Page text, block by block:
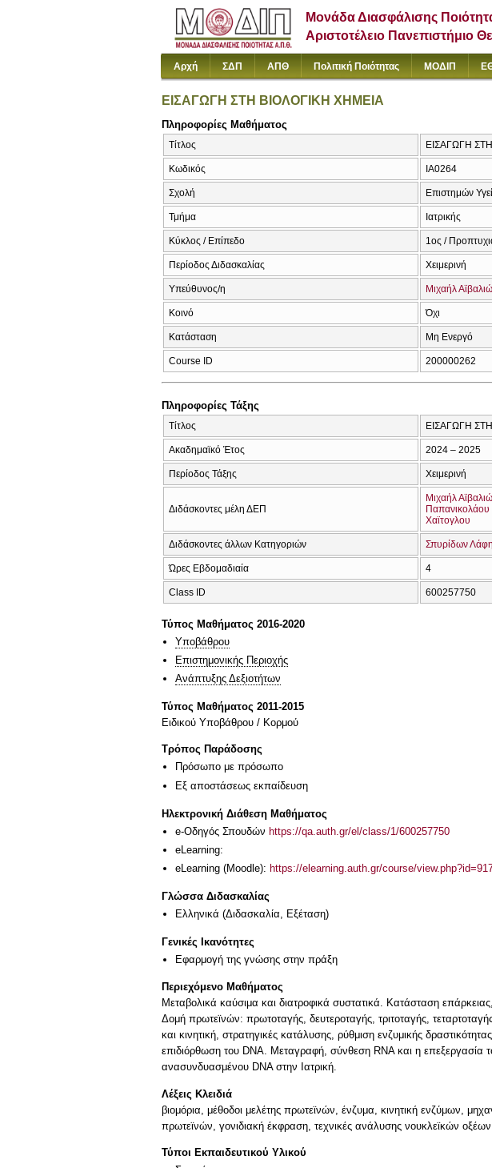
Μονάδα Διασφάλισης
Αριστοτέλειο Πανεπιστήμιο
Αρχή ΣΔΠ ΑΠΘ Πολιτική Ποιότητας ΜΟΔΙΠ
ΕΙΣΑΓΩΓΗ ΣΤΗ ΒΙΟΛΟΓΙΚΗ ΧΗΜΕΙΑ
Πληροφορίες Μαθήματος
Τίτλος ΕΙΣΑΓΩΓΗ
Κωδικός ΙΑ0264
Σχολή Επιστημών
Τμήμα Ιατρικής
Κύκλος / Επίπεδο 1ος /
Περίοδος Διδασκαλίας Χειμερινή
Υπεύθυνος/η Μιχαήλ
Κοινό Όχι
Κατάσταση Μη Ενεργό
Course ID 200000262
Πληροφορίες Τάξης
Τίτλος ΕΙΣΑΓΩΓΗ
Ακαδημαϊκό Έτος 2024 – 2025
Περίοδος Τάξης Χειμερινή
Διδάσκοντες μέλη ΔΕΠ
Μιχαήλ
Παπανικολάου
Χαϊτογλου
Διδάσκοντες άλλων Κατηγοριών Σπυρίδων
Ώρες Εβδομαδιαία 4
Class ID 600257750
Τύπος Μαθήματος 2016-2020
Υποβάθρου
Επιστημονικής Περιοχής
Ανάπτυξης Δεξιοτήτων
Τύπος Μαθήματος 2011-2015
Ειδικού Υποβάθρου / Κορμού
Τρόπος Παράδοσης
Πρόσωπο με πρόσωπο
Eξ απoστάσεως εκπαίδευση
Ηλεκτρονική Διάθεση Μαθήματος
e-Οδηγός Σπουδών https://qa.auth.gr/el/class/1/600257750
eLearning:
eLearning (Moodle): https://elearning.auth.gr/course/
Γλώσσα Διδασκαλίας
Ελληνικά (Διδασκαλία, Εξέταση)
Γενικές Ικανότητες
Εφαρμογή της γνώσης στην πράξη
Περιεχόμενο Μαθήματος
Μεταβολικά καύσιμα και διατροφικά συστατικά. Κατάσταση
Δομή πρωτεϊνών: πρωτοταγής, δευτεροταγής, τριτοταγής,
και κινητική, στρατηγικές κατάλυσης, ρύθμιση ενζυμικής
επιδιόρθωση του DNA. Μεταγραφή, σύνθεση RNA και η επεξεργασία
ανασυνδυασμένου DNA στην Ιατρική.
Λέξεις Κλειδιά
βιομόρια, μέθοδοι μελέτης πρωτεϊνών, ένζυμα, κινητική ενζύμων,
πρωτεϊνών, γονιδιακή έκφραση, τεχνικές ανάλυσης νουκλεϊκών οξέων
Τύποι Εκπαιδευτικού Υλικού